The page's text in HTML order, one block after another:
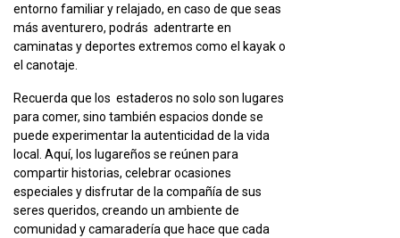
entorno familiar y relajado, en caso de que seas
más aventurero, podrás adentrarte en
caminatas y deportes extremos como el kayak o
el canotaje.
Recuerda que los estaderos no solo son lugares
para comer, sino también espacios donde se
puede experimentar la autenticidad de la vida
local. Aquí, los lugareños se reúnen para
compartir historias, celebrar ocasiones
especiales y disfrutar de la compañía de sus
seres queridos, creando un ambiente de
comunidad y camaradería que hace que cada